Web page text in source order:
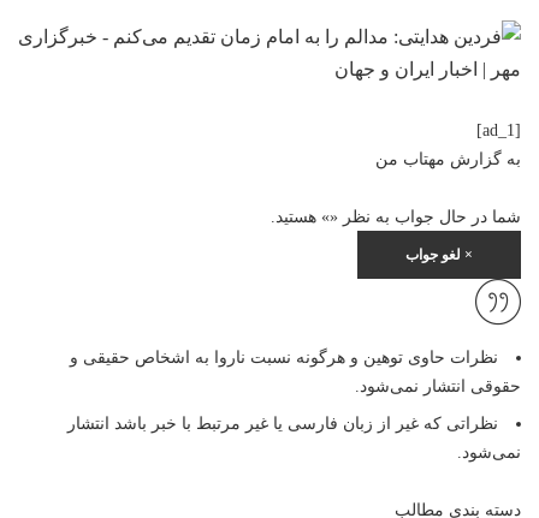
[ad_1]
به گزارش مهتاب من
شما در حال جواب به نظر «» هستید.
× لغو جواب
نظرات حاوی توهین و هرگونه نسبت ناروا به اشخاص حقیقی و
حقوقی انتشار نمی‌شود.
نظراتی که غیر از زبان فارسی یا غیر مرتبط با خبر باشد انتشار
نمی‌شود.
دسته بندی مطالب